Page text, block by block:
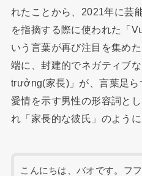
れたことから、2021年に芸
を指摘する際に使われた「
いう言葉が再び注目を集め
端に、封建的でネガティブ
trưởng(家長)」が、言葉足
愛情を示す男性の形容詞と
れ「家長的な彼氏」のように
こんにちは、バオです。フ